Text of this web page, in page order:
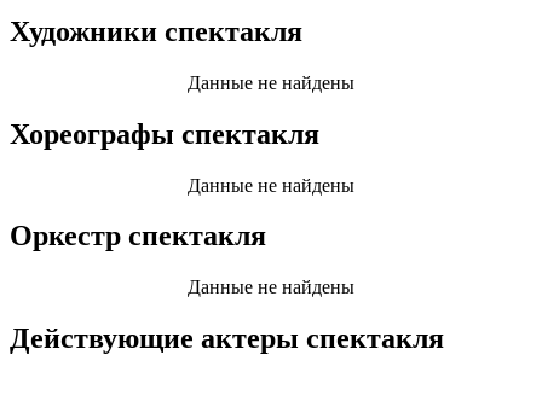
Художники спектакля
Данные не найдены
Хореографы спектакля
Данные не найдены
Оркестр спектакля
Данные не найдены
Действующие актеры спектакля